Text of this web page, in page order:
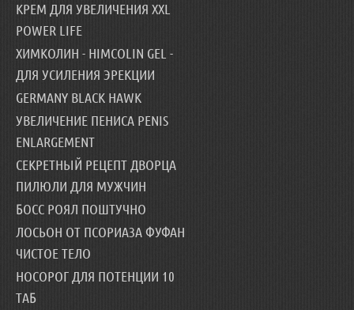
КРЕМ ДЛЯ УВЕЛИЧЕНИЯ XXL
POWER LIFE
ХИМКОЛИН - HIMCOLIN GEL -
ДЛЯ УСИЛЕНИЯ ЭРЕКЦИИ
GERMANY BLACK HAWK
УВЕЛИЧЕНИЕ ПЕНИСА PENIS
ENLARGEMENT
СЕКРЕТНЫЙ РЕЦЕПТ ДВОРЦА
ПИЛЮЛИ ДЛЯ МУЖЧИН
БОСС РОЯЛ ПОШТУЧНО
ЛОСЬОН ОТ ПСОРИАЗА ФУФАН
ЧИСТОЕ ТЕЛО
НОСОРОГ ДЛЯ ПОТЕНЦИИ 10
ТАБ